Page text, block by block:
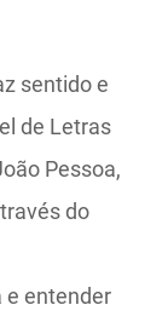
sentido e
de Letras
Pessoa,
do
e entender